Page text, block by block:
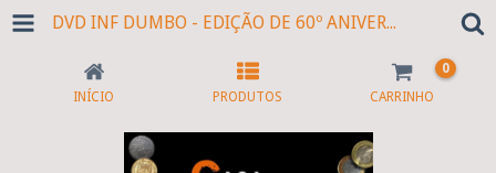
DVD INF DUMBO - EDIÇÃO DE 60º ANIVERSÁRIO
INÍCIO PRODUTOS CARRINHO
0